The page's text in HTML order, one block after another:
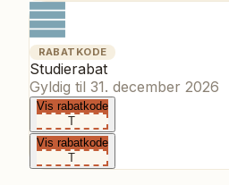
RABATKODE
Studierabat
Gyldig til 31. december 2026
Vis rabatkode
T
Vis rabatkode
T